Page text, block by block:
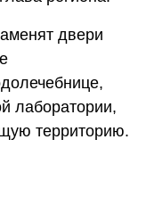
двери
лаборатории,
территорию.